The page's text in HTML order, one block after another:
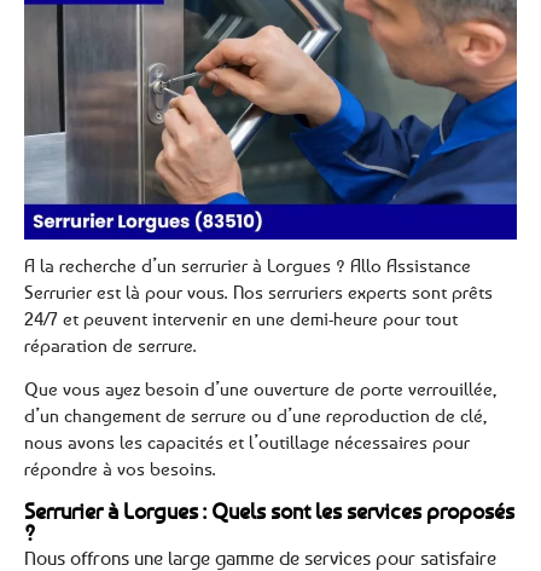
A la recherche d’un serrurier à Lorgues ? Allo Assistance
Serrurier est là pour vous. Nos serruriers experts sont prêts
24/7 et peuvent intervenir en une demi-heure pour tout
réparation de serrure.
Que vous ayez besoin d’une ouverture de porte verrouillée,
d’un changement de serrure ou d’une reproduction de clé,
nous avons les capacités et l’outillage nécessaires pour
répondre à vos besoins.
Serrurier à Lorgues : Quels sont les services proposés
?
Nous offrons une large gamme de services pour satisfaire